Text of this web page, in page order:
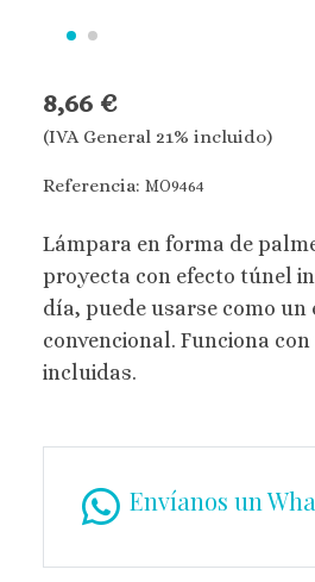
8,66 €
(IVA General 21% incluido)
Referencia: MO9464
Lámpara en forma de
proyecta con efecto túnel
día, puede usarse como un
convencional. Funciona
incluidas.
Envíanos un